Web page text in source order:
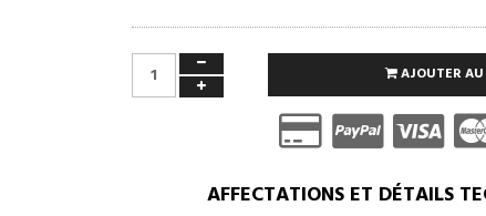
AJOUTER
AFFECTATIONS ET DÉTAILS